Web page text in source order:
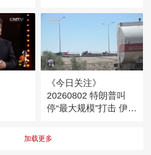
《今日关注》
20260802 特朗普叫
停“最大规模”打击 伊朗
加载更多